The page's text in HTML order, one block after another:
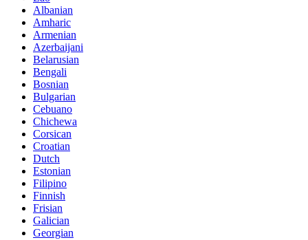
Albanian
Amharic
Armenian
Azerbaijani
Belarusian
Bengali
Bosnian
Bulgarian
Cebuano
Chichewa
Corsican
Croatian
Dutch
Estonian
Filipino
Finnish
Frisian
Galician
Georgian